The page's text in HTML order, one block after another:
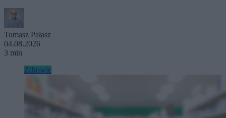
Tomasz Pałasz
04.08.2026
3 min
Zdrowie